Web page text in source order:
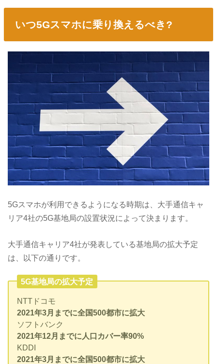
いつ5Gスマホに乗り換えるべき?
5Gスマホが利用できるようになる時期は、大手通信キャ
リア4社の5G基地局の設置状況によって決まります。
大手通信キャリア4社が発表している基地局の拡大予定
は、以下の通りです。
5G基地局の拡大予定
NTTドコモ
2021年3月までに全国500都市に拡大
ソフトバンク
2021年12月までに人口カバー率90%
KDDI
2021年3月までに全国500都市に拡大